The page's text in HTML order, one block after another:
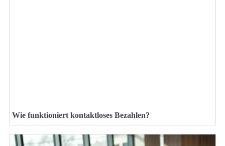
Wie funktioniert kontaktloses Bezahlen?